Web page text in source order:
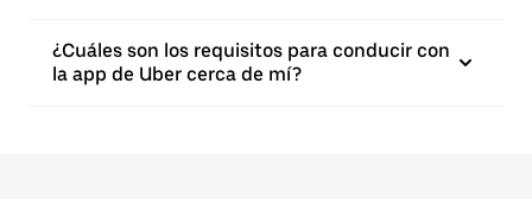
¿Cuáles son los requisitos para conducir con
la app de Uber cerca de mí?